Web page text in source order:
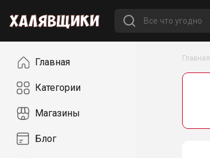
НавигацияГлавная
Категории
Магазины
Блог
Главная